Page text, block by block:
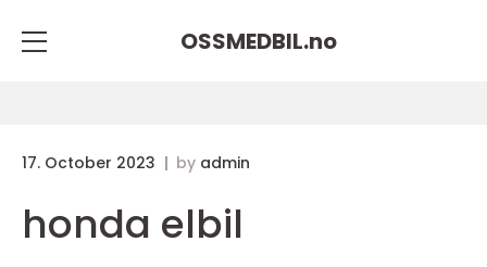
OSSMEDBIL.no
17. October 2023 by admin
honda elbil